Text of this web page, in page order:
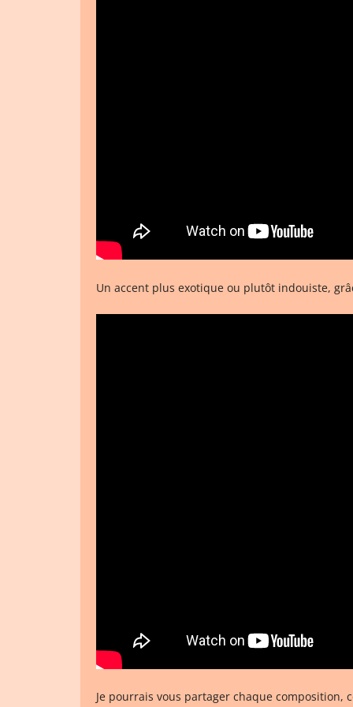
Un accent plus exotique ou plutôt indouiste,
Je pourrais vous partager chaque